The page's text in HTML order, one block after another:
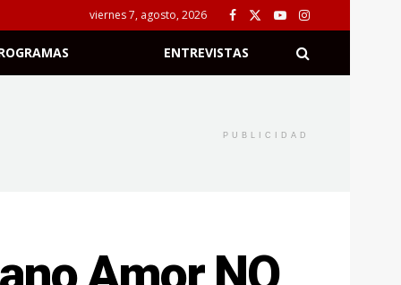
viernes 7, agosto, 2026
ENTREVISTAS
PUBLICIDAD